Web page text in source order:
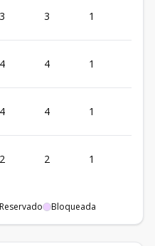
3 3 1
4 4 1
4 4 1
2 2 1
Reservado Bloqueada